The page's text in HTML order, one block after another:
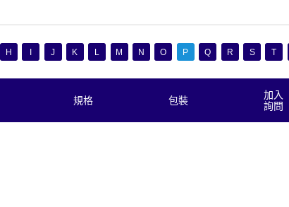
H J K L M N O P Q R S T
規格 包裝
加入
詢問